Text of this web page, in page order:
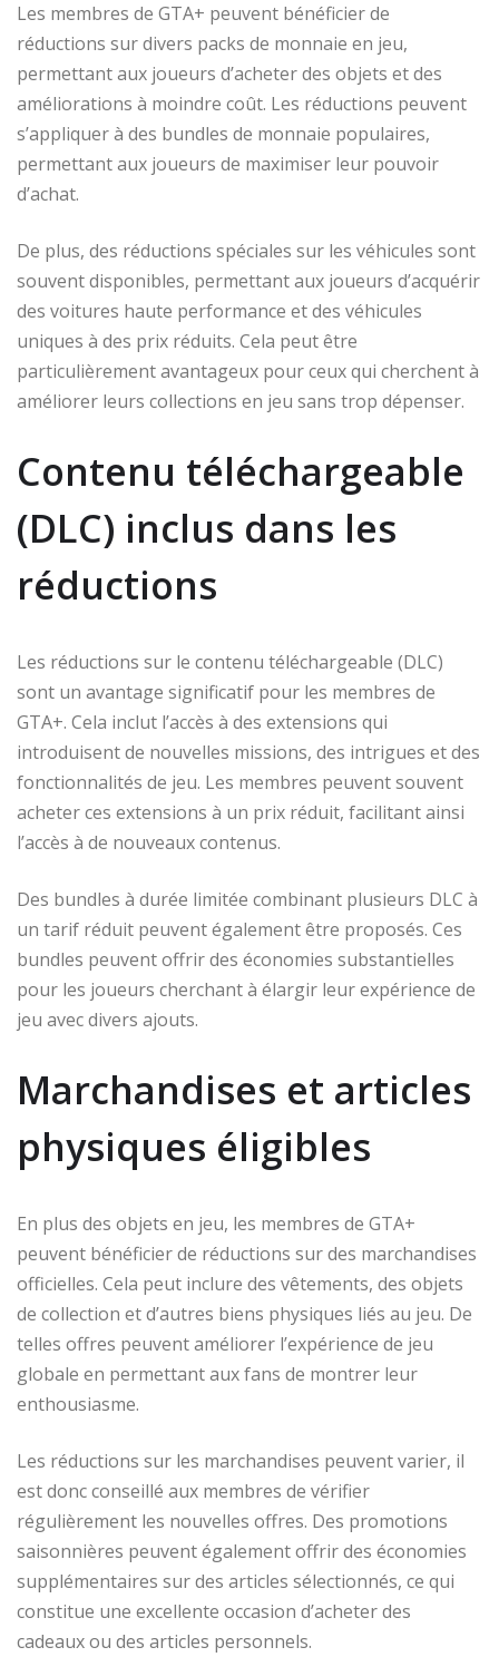
Les membres de GTA+ peuvent bénéficier de
réductions sur divers packs de monnaie en jeu,
permettant aux joueurs d’acheter des objets et des
améliorations à moindre coût. Les réductions peuvent
s’appliquer à des bundles de monnaie populaires,
permettant aux joueurs de maximiser leur pouvoir
d’achat.
De plus, des réductions spéciales sur les véhicules sont
souvent disponibles, permettant aux joueurs d’acquérir
des voitures haute performance et des véhicules
uniques à des prix réduits. Cela peut être
particulièrement avantageux pour ceux qui cherchent à
améliorer leurs collections en jeu sans trop dépenser.
Contenu téléchargeable
(DLC) inclus dans les
réductions
Les réductions sur le contenu téléchargeable (DLC)
sont un avantage significatif pour les membres de
GTA+. Cela inclut l’accès à des extensions qui
introduisent de nouvelles missions, des intrigues et des
fonctionnalités de jeu. Les membres peuvent souvent
acheter ces extensions à un prix réduit, facilitant ainsi
l’accès à de nouveaux contenus.
Des bundles à durée limitée combinant plusieurs DLC à
un tarif réduit peuvent également être proposés. Ces
bundles peuvent offrir des économies substantielles
pour les joueurs cherchant à élargir leur expérience de
jeu avec divers ajouts.
Marchandises et articles
physiques éligibles
En plus des objets en jeu, les membres de GTA+
peuvent bénéficier de réductions sur des marchandises
officielles. Cela peut inclure des vêtements, des objets
de collection et d’autres biens physiques liés au jeu. De
telles offres peuvent améliorer l’expérience de jeu
globale en permettant aux fans de montrer leur
enthousiasme.
Les réductions sur les marchandises peuvent varier, il
est donc conseillé aux membres de vérifier
régulièrement les nouvelles offres. Des promotions
saisonnières peuvent également offrir des économies
supplémentaires sur des articles sélectionnés, ce qui
constitue une excellente occasion d’acheter des
cadeaux ou des articles personnels.